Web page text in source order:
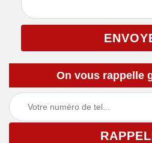
On vous rappelle